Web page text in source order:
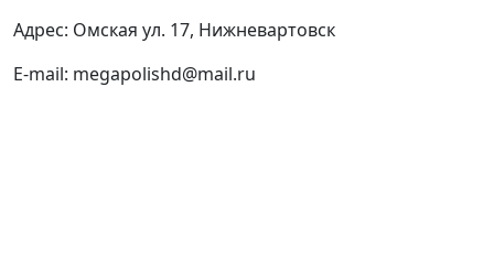
Адрес: Омская ул. 17, Нижневартовск
E-mail: megapolishd@mail.ru